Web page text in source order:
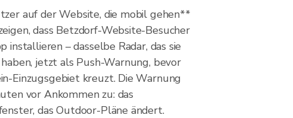
auf der Website, die mobil gehen**
dass Betzdorf-Website-Besucher
installieren – dasselbe Radar, das sie
jetzt als Push-Warnung, bevor
Einzugsgebiet kreuzt. Die Warnung
vor Ankommen zu: das
das Outdoor-Pläne ändert.